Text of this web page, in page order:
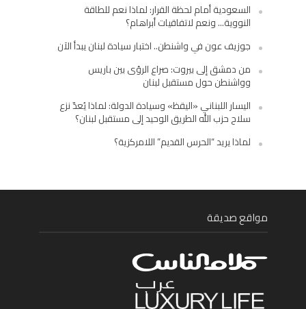
السعودية أمام لحظة القرار: لماذا نعم للطاقة
النووية… ونعم لاتفاقيات أبراهام؟
جوزيف عون في واشنطن.. اختبار سيادة لبنان يبدأ الآن
من دمشق إلى بيروت: صراع الرؤى بين باريس
وواشنطن حول مستقبل لبنان
اليسار اللبناني «اليقظ» وسيادة الدولة: لماذا يُعدّ نزع
سلاح حزب الله الطريق الوحيد إلى مستقبل لبنان؟
لماذا يريد “الحرس القديم” اللامركزية؟
مواقع صديقة